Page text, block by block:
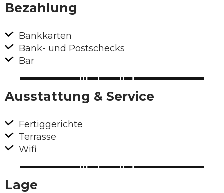
Bezahlung
Bankkarten
Bank- und Postschecks
Bar
Ausstattung & Service
Fertiggerichte
Terrasse
Wifi
Lage